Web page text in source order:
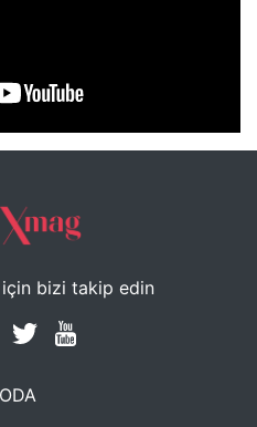
Etkinliği
bizi takip edin